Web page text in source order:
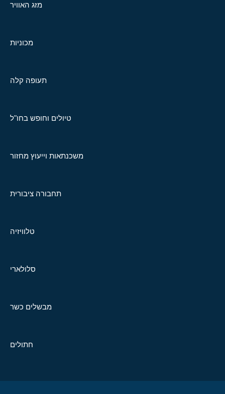
מזג האוויר
מכוניות
תעופה קלה
טיולים וחופש בחו"ל
משכנתאות וייעוץ מחזור
תחבורה ציבורית
טלוויזיה
סלולארי
מבשלים כשר
חתולים